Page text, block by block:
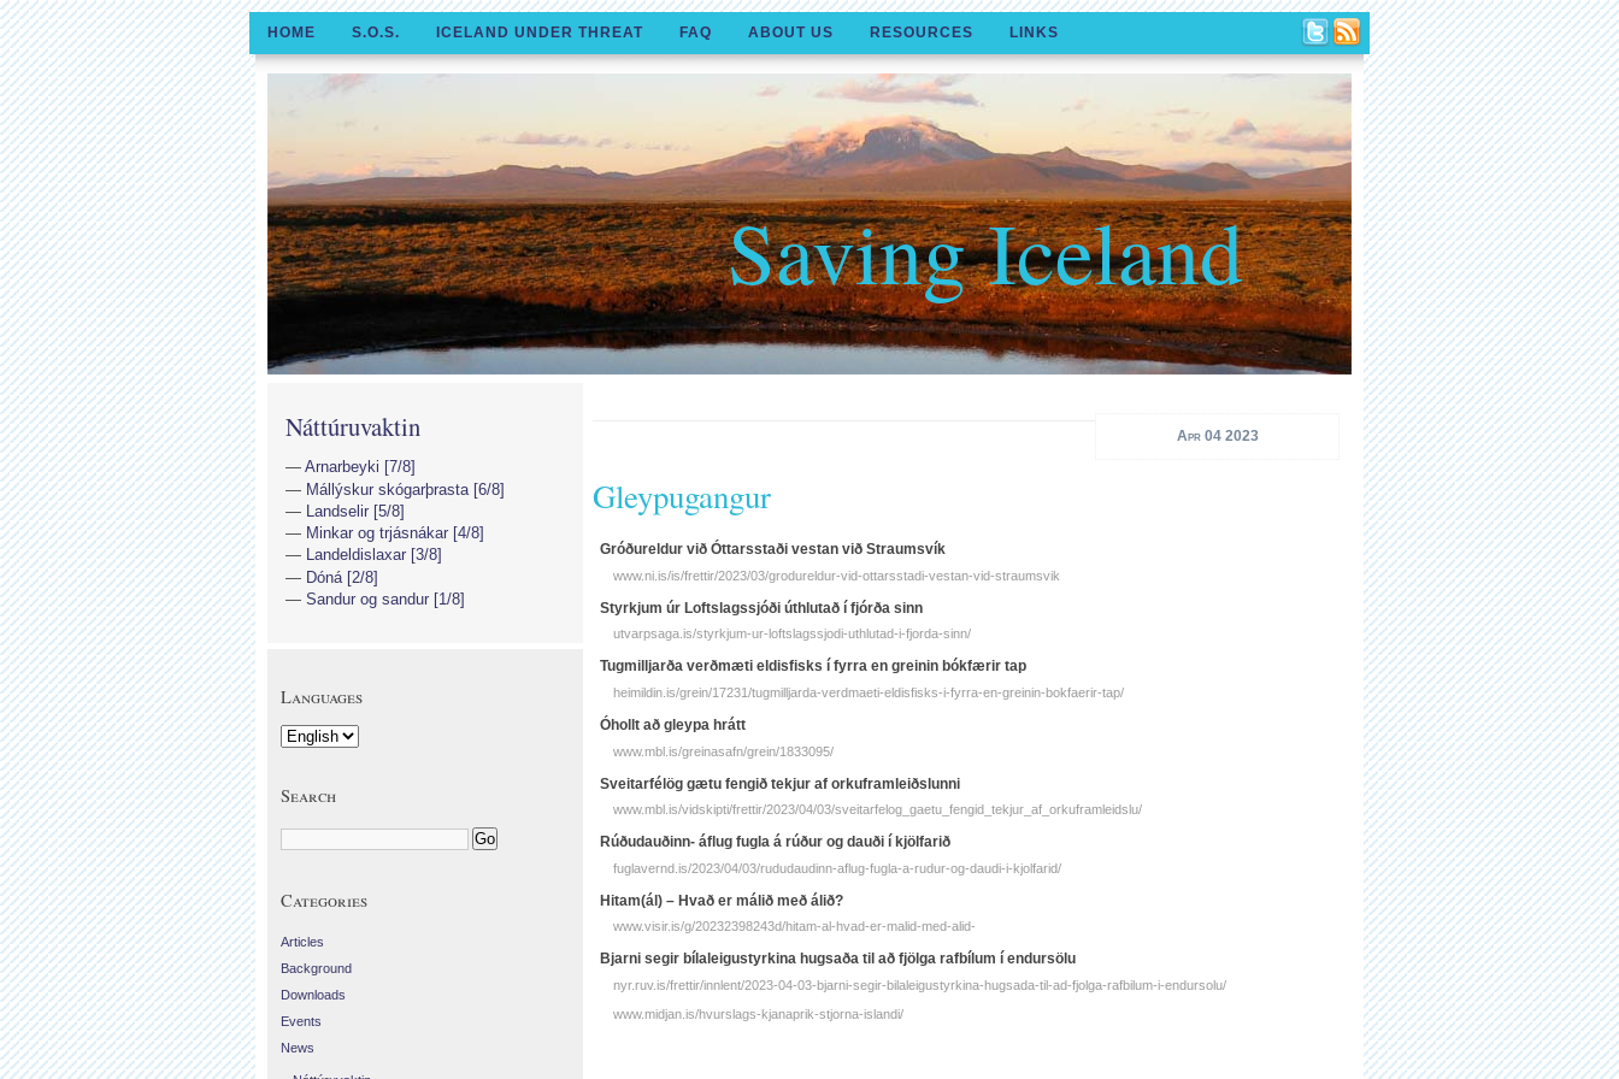
HOME S.O.S. ICELAND UNDER THREAT FAQ ABOUT US RESOURCES LINKS
Saving Iceland
Apr 04 2023
Gleypugangur
Gróðureldur við Óttarsstaði vestan við Straumsvík
www.ni.is/is/frettir/2023/03/grodureldur-vid-ottarsstadi-vestan-vid-straumsvik
Styrkjum úr Loftslagssjóði úthlutað í fjórða sinn
utvarpsaga.is/styrkjum-ur-loftslagssjodi-uthlutad-i-fjorda-sinn/
Tugmilljarða verðmæti eldisfisks í fyrra en greinin bókfærir tap
heimildin.is/grein/17231/tugmilljarda-verdmaeti-eldisfisks-i-fyrra-en-greinin-bokfaerir-tap/
Óhollt að gleypa hrátt
www.mbl.is/greinasafn/grein/1833095/
Sveitarfélög gætu fengið tekjur af orkuframleiðslunni
www.mbl.is/vidskipti/frettir/2023/04/03/sveitarfelog_gaetu_fengid_tekjur_af_orkuframleidslu/
Rúðudauðinn- áflug fugla á rúður og dauði í kjölfarið
fuglavernd.is/2023/04/03/rududaudinn-aflug-fugla-a-rudur-og-daudi-i-kjolfarid/
Hitam(ál) – Hvað er málið með álið?
www.visir.is/g/20232398243d/hitam-al-hvad-er-malid-med-alid-
Bjarni segir bílaleigustyrkina hugsaða til að fjölga rafbílum í endursölu
nyr.ruv.is/frettir/innlent/2023-04-03-bjarni-segir-bilaleigustyrkina-hugsada-til-ad-fjolga-rafbilum-i-endursolu/
www.midjan.is/hvurslags-kjanaprik-stjorna-islandi/
Náttúruvaktin
Arnarbeyki [7/8]
Mállýskur skógarþrasta [6/8]
Landselir [5/8]
Minkar og trjásnákar [4/8]
Landeldislaxar [3/8]
Dóná [2/8]
Sandur og sandur [1/8]
Languages
Search
Categories
Articles
Background
Downloads
Events
News